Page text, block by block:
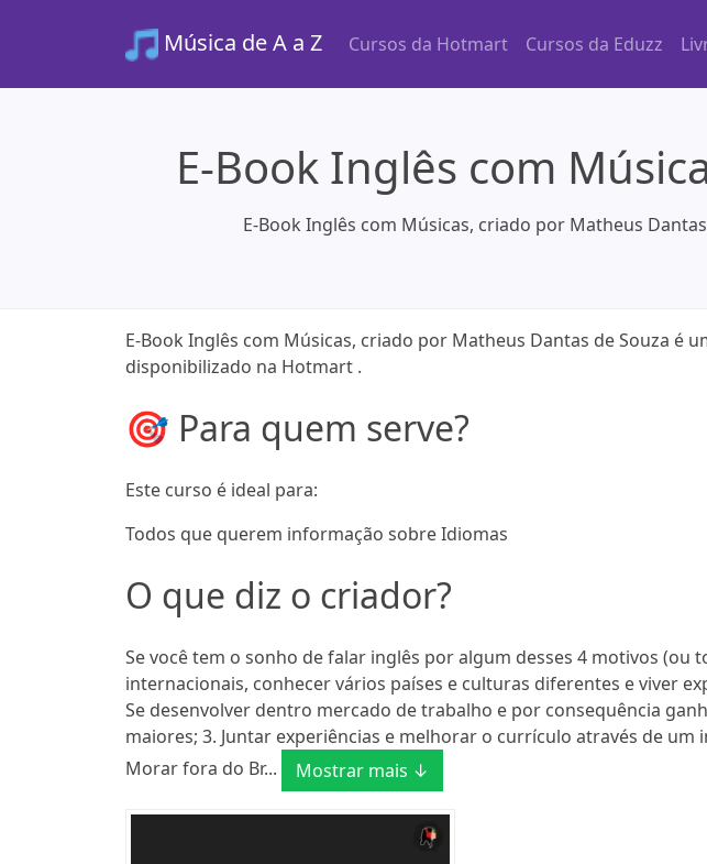
Música de A a Z Cursos da Hotmart Cursos da Eduzz
E-Book Inglês com
E-Book Inglês com Músicas, criado por Matheus
E-Book Inglês com Músicas, criado por Matheus Dantas de Souza é
disponibilizado na Hotmart .
🎯 Para quem serve?
Este curso é ideal para:
Todos que querem informação sobre Idiomas
O que diz o criador?
Se você tem o sonho de falar inglês por algum desses 4 motivos (ou
internacionais, conhecer vários países e culturas diferentes e viver
Se desenvolver dentro mercado de trabalho e por consequência
maiores; 3. Juntar experiências e melhorar o currículo através de um
Morar fora do Br...
Mostrar mais ↓